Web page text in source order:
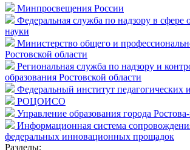
Минпросвещения России
Федеральная служба по надзору в сфере
науки
Министерство общего и
Ростовской области
Региональная служба по надзору и
образования Ростовской области
Федеральный институт педагогических
РОЦОИСО
Управление образования города
Информационная система
федеральных инновационных прощадок
Разделы: